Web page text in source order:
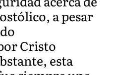
a pesar
Cristo
esta